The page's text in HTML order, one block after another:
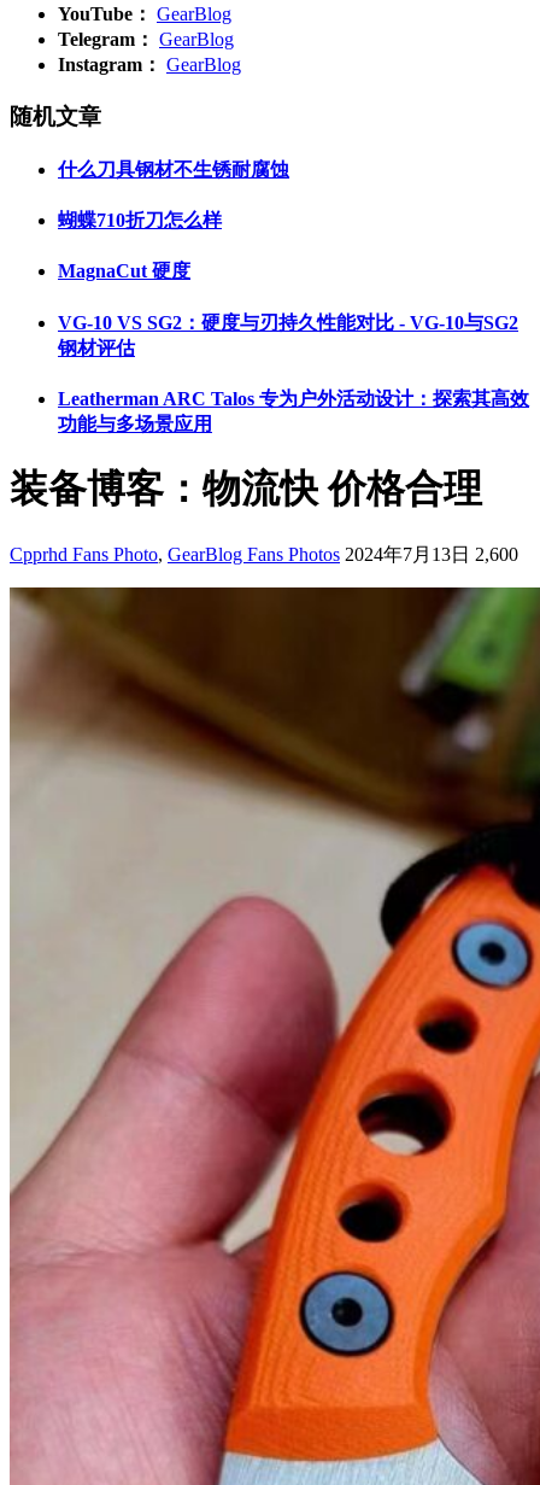
YouTube： GearBlog
Telegram： GearBlog
Instagram： GearBlog
随机文章
什么刀具钢材不生锈耐腐蚀
蝴蝶710折刀怎么样
MagnaCut 硬度
VG-10 VS SG2：硬度与刃持久性能对比 - VG-10与SG2
钢材评估
Leatherman ARC Talos 专为户外活动设计：探索其高效
功能与多场景应用
装备博客：物流快 价格合理
Cpprhd Fans Photo, GearBlog Fans Photos 2024年7月13日 2,600